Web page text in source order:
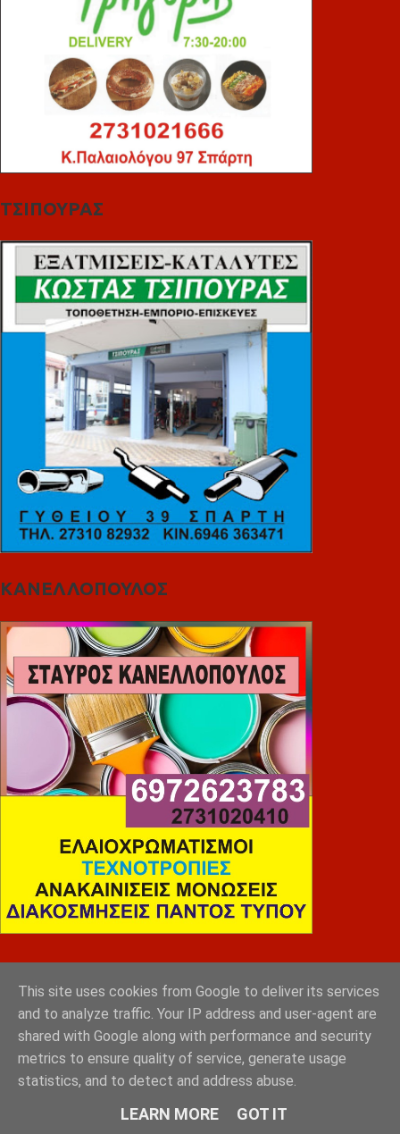
ΤΣΙΠΟΥΡΑΣ
ΚΑΝΕΛΛΟΠΟΥΛΟΣ
SLEEP EXPERTS
This site uses cookies from Google to deliver its services
and to analyze traffic. Your IP address and user-agent are
shared with Google along with performance and security
metrics to ensure quality of service, generate usage
statistics, and to detect and address abuse.
LEARN MORE GOT IT